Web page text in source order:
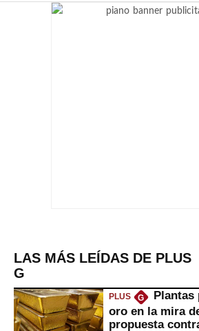
LAS MÁS LEÍDAS DE PLUS
G
PLUS G
Plantas
oro en la mira
propuesta